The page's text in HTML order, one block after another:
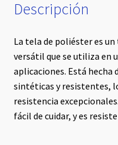
Descripción
La tela de poliéster es
versátil que se utiliza en
aplicaciones. Está hecha
sintéticas y resistentes,
resistencia
fácil de cuidar, y es